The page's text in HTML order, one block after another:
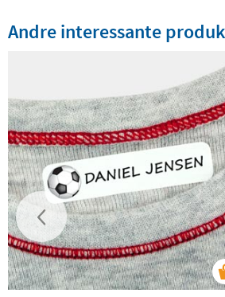
Andre interessante